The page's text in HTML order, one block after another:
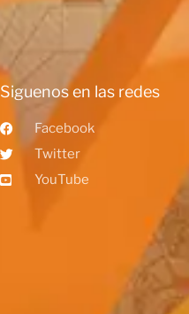
Siguenos en las redes
Facebook
Twitter
YouTube